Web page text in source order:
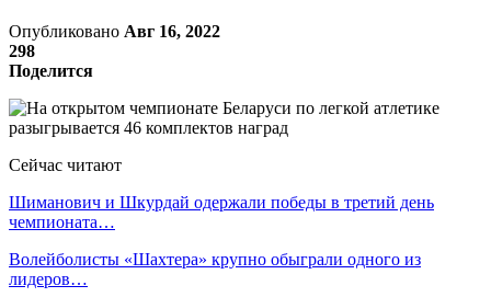
Опубликовано Авг 16, 2022
298
Поделится
Сейчас читают
Шиманович и Шкурдай одержали победы в третий день
чемпионата…
Волейболисты «Шахтера» крупно обыграли одного из
лидеров…